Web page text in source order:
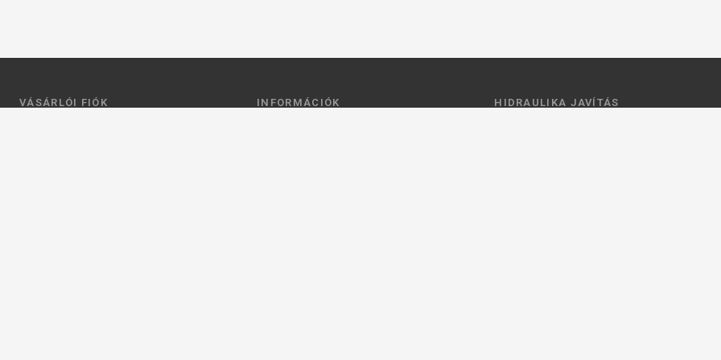
VÁSÁRLÓI FIÓK INFORMÁCIÓK HIDRAULIKA JAVÍTÁS